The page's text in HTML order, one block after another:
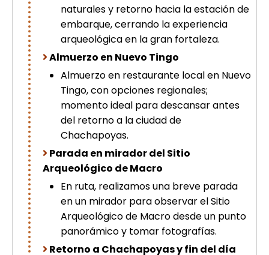
naturales y retorno hacia la estación de
embarque, cerrando la experiencia
arqueológica en la gran fortaleza.
Almuerzo en Nuevo Tingo
Almuerzo en restaurante local en Nuevo
Tingo, con opciones regionales;
momento ideal para descansar antes
del retorno a la ciudad de
Chachapoyas.
Parada en mirador del Sitio
Arqueológico de Macro
En ruta, realizamos una breve parada
en un mirador para observar el Sitio
Arqueológico de Macro desde un punto
panorámico y tomar fotografías.
Retorno a Chachapoyas y fin del día